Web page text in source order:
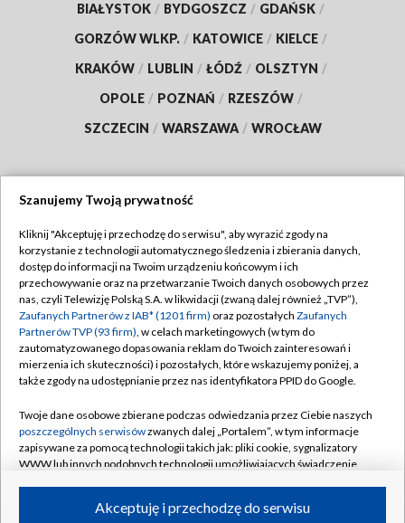
BIAŁYSTOK / BYDGOSZCZ / GDAŃSK /
GORZÓW WLKP. / KATOWICE / KIELCE /
KRAKÓW / LUBLIN / ŁÓDŹ / OLSZTYN /
OPOLE / POZNAŃ / RZESZÓW /
SZCZECIN / WARSZAWA / WROCŁAW
TVP
Abonament TVP
Emisja w TVP
Centrum informacji TVP
Naziemna Telewizja Cyfrowa
Rada Programowa
System NOS
Informacje o nadawcy
Program dla prasy
Regulamin TVP
Polityka prywatności
Moje zgody
Pomoc
Kontakt
Kanały
Szanujemy Twoją prywatność
Kliknij "Akceptuję i przechodzę do serwisu", aby wyrazić zgody na
korzystanie z technologii automatycznego śledzenia i zbierania danych,
dostęp do informacji na Twoim urządzeniu końcowym i ich
przechowywanie oraz na przetwarzanie Twoich danych osobowych przez
nas, czyli Telewizję Polską S.A. w likwidacji (zwaną dalej również „TVP”),
Zaufanych Partnerów z IAB* (1201 firm) oraz pozostałych Zaufanych
Partnerów TVP (93 firm), w celach marketingowych (w tym do
zautomatyzowanego dopasowania reklam do Twoich zainteresowań i
mierzenia ich skuteczności) i pozostałych, które wskazujemy poniżej, a
także zgody na udostępnianie przez nas identyfikatora PPID do Google.
Twoje dane osobowe zbierane podczas odwiedzania przez Ciebie naszych
poszczególnych serwisówzwanych dalej „Portalem”, w tym informacje
zapisywane za pomocą technologii takich jak: pliki cookie, sygnalizatory
WWW lub innych podobnych technologii umożliwiających świadczenie
ruchu w Internecie.Akceptuję i przechodzę do serwisu